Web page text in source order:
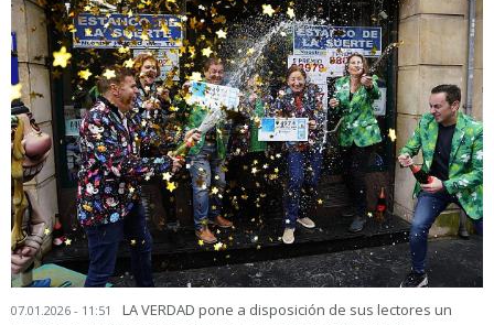
07.01.2026 - 11:51
LA VERDAD pone a disposición de sus lectores un